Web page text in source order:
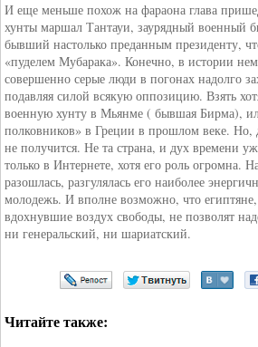
от drunktwi
И еще меньше похож на фараона глава
хунты маршал Тантауи, заурядный военный
бывший настолько преданным президенту,
«пуделем Мубарака». Конечно, в истории
совершенно серые люди в погонах надолго
подавляя силой всякую оппозицию. Взять
военную хунту в Мьянме ( бывшая Бирма),
полковников» в Греции в прошлом веке. Но,
не получится. Не та страна, и дух времени
только в Интернете, хотя его роль огромна.
разошлась, разгулялась его наиболее
молодежь. И вполне возможно, что египтяне,
вдохнувшие воздух свободы, не позволят
ни генеральский, ни шариатский.
Читайте также: